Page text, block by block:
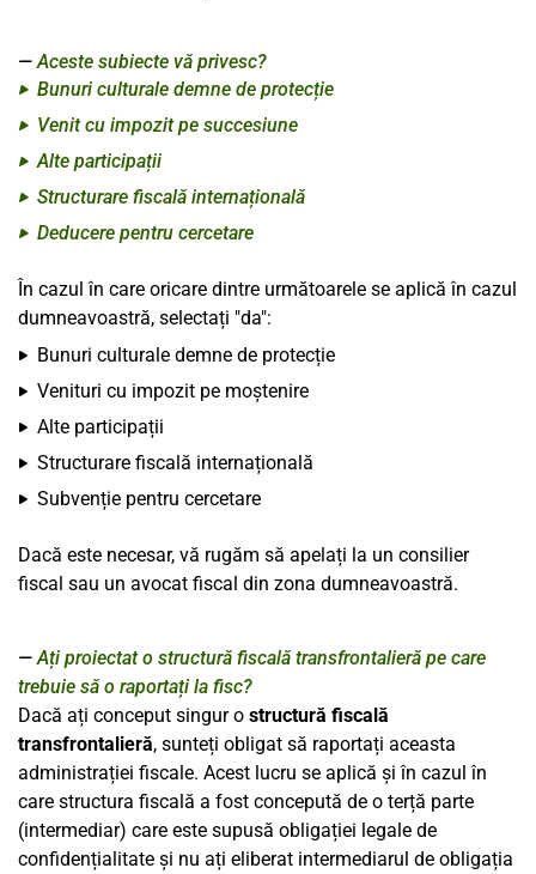
Aceste subiecte vă privesc?
Bunuri culturale demne de protecție
Venit cu impozit pe succesiune
Alte participații
Structurare fiscală internațională
Deducere pentru cercetare
În cazul în care oricare dintre următoarele se aplică în cazul
dumneavoastră, selectați "da":
Bunuri culturale demne de protecție
Venituri cu impozit pe moștenire
Alte participații
Structurare fiscală internațională
Subvenție pentru cercetare
Dacă este necesar, vă rugăm să apelați la un consilier
fiscal sau un avocat fiscal din zona dumneavoastră.
Ați proiectat o structură fiscală transfrontalieră pe care
trebuie să o raportați la fisc?
Dacă ați conceput singur o structură fiscală
transfrontalieră, sunteți obligat să raportați aceasta
administrației fiscale. Acest lucru se aplică și în cazul în
care structura fiscală a fost concepută de o terță parte
(intermediar) care este supusă obligației legale de
confidențialitate și nu ați eliberat intermediarul de obligația